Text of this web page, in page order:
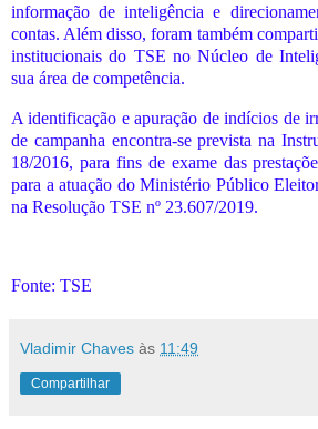
informação de inteligência e
contas. Além disso, foram também
institucionais do TSE no Núcleo de
sua área de competência.
A identificação e apuração de indícios de
de campanha encontra-se prevista na
18/2016, para fins de exame das
para a atuação do Ministério Público
na Resolução TSE nº 23.607/2019.
Fonte: TSE
Vladimir Chaves às 11:49
Compartilhar